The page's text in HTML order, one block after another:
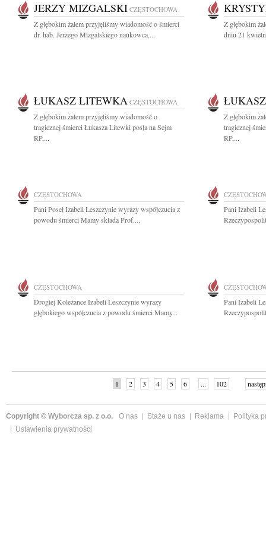
JERZY MIZGALSKI CZĘSTOCHOWA
Z głębokim żalem przyjęliśmy wiadomość o śmierci
dr. hab. Jerzego Mizgalskiego naukowca,...
Z głębokim
dniu 21
ŁUKASZ LITEWKA CZĘSTOCHOWA
Z głębokim żalem przyjęliśmy wiadomość o
tragicznej śmierci Łukasza Litewki posła na Sejm
RP,...
Z głębokim
tragicznej
RP,...
CZĘSTOCHOWA
Pani Poseł Izabeli Leszczynie wyrazy współczucia z
powodu śmierci Mamy składa Prof....
Pani Izabeli
CZĘSTOCHOWA
Drogiej Koleżance Izabeli Leszczynie wyrazy
głębokiego współczucia z powodu śmierci Mamy...
Pani Izabeli
1 2 3 4 5 6 ... 102
Copyright © Wyborcza sp. z o.o. O nas Staże u nas Reklama
Polityka
Ustawienia prywatności